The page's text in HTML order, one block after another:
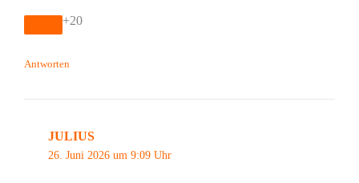
+20
Antworten
JULIUS
26. Juni 2026 um 9:09 Uhr